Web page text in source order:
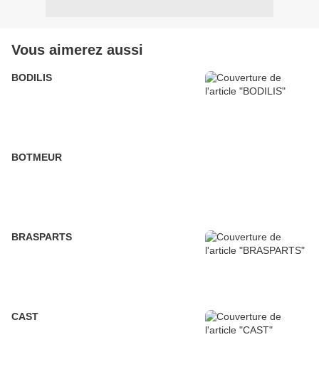
Vous aimerez aussi
BODILIS
BOTMEUR
BRASPARTS
CAST